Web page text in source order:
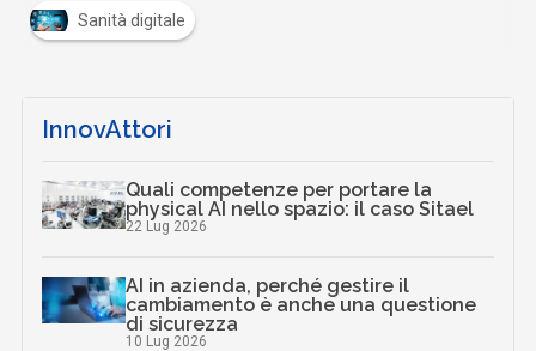
Sanità digitale
InnovAttori
Quali competenze per portare la
physical AI nello spazio: il caso Sitael
22 Lug 2026
AI in azienda, perché gestire il
cambiamento è anche una questione
di sicurezza
10 Lug 2026